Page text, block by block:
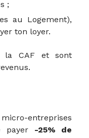
;
au Logement),
ton loyer.
la CAF et sont
entreprises
payer -25% de